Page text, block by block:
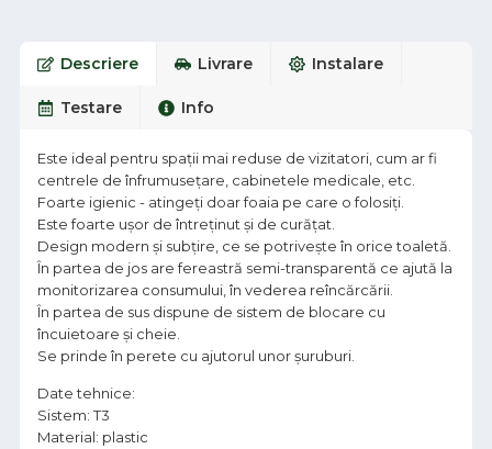
Descriere Livrare Instalare
Testare Info
Este ideal pentru spații mai reduse de vizitatori, cum ar fi
centrele de înfrumusețare, cabinetele medicale, etc.
Foarte igienic - atingeți doar foaia pe care o folosiți.
Este foarte ușor de întreținut și de curățat.
Design modern și subțire, ce se potrivește în orice toaletă.
În partea de jos are fereastră semi-transparentă ce ajută la
monitorizarea consumului, în vederea reîncărcării.
În partea de sus dispune de sistem de blocare cu
încuietoare și cheie.
Se prinde în perete cu ajutorul unor șuruburi.
Date tehnice:
Sistem: T3
Material: plastic